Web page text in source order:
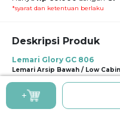
*syarat dan ketentuan berlaku
Deskripsi Produk
Lemari Glory GC 806
Lemari Arsip Bawah / Low
Material MFC (Melamine Face
andalan dari Glory yang tahan
kesan yang elegan, seperti pada
+